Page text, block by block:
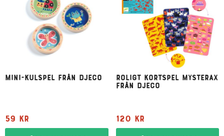
Mini-kulspel från Djeco
59 kr
Roligt kortspel Mysterax
från Djeco
120 kr